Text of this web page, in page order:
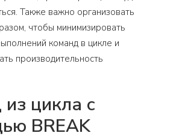
Также важно организовать
чтобы минимизировать
команд в цикле и
производительность
цикла с
BREAK